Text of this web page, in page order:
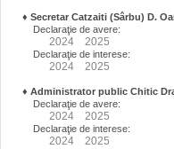
♦ Secretar Catzaiti (Sârbu) D.
Declaraţie de avere:
2024 2025
Declaraţie de interese:
2024 2025
♦ Administrator public Chitic
Declaraţie de avere:
2024 2025
Declaraţie de interese:
2024 2025